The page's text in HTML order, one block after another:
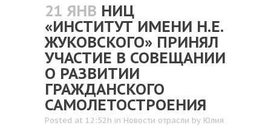
21 ЯНВ НИЦ
«ИНСТИТУТ ИМЕНИ Н.Е.
ЖУКОВСКОГО» ПРИНЯЛ
УЧАСТИЕ В СОВЕЩАНИИ
О РАЗВИТИИ
ГРАЖДАНСКОГО
САМОЛЕТОСТРОЕНИЯ
Posted at 12:52h in Новости отрасли by Юлия